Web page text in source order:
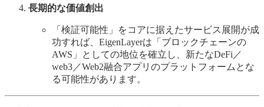
長期的な価値創出
「検証可能性」をコアに据えたサービス展開が成
功すれば、EigenLayerは「ブロックチェーンの
AWS」としての地位を確立し、新たなDeFi／
web3／Web2融合アプリのプラットフォームとな
る可能性があります。